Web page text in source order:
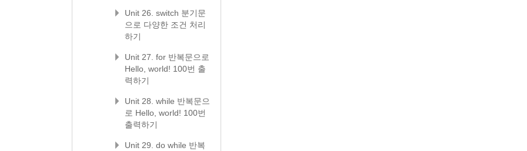
Unit 26. switch 분기문
으로 다양한 조건 처리
하기
Unit 27. for 반복문으로
Hello, world! 100번 출
력하기
Unit 28. while 반복문으
로 Hello, world! 100번
출력하기
Unit 29. do while 반복